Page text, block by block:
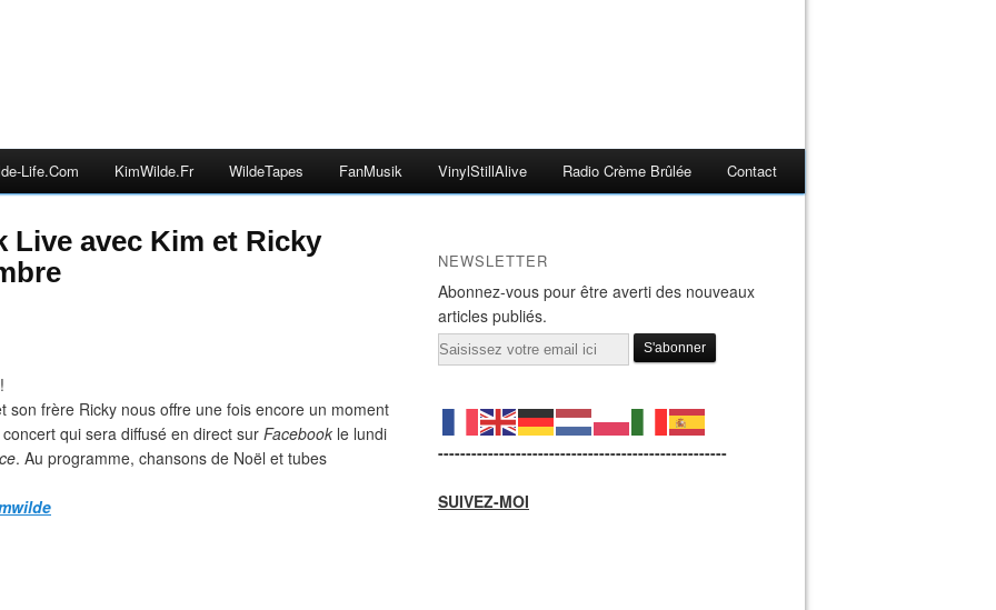
Life.com KimWilde.fr WildeTapes FanMusik VinylStillAlive Radio Crème Brûlée Contact
Live avec Kim et Ricky
son frère Ricky nous offre une fois encore un moment
qui sera diffusé en direct sur Facebook le lundi
. Au programme, chansons de Noël et tubes
NEWSLETTER
Abonnez-vous pour être averti des nouveaux
articles publiés.
Email
----------------------------------------------------
SUIVEZ-MOI